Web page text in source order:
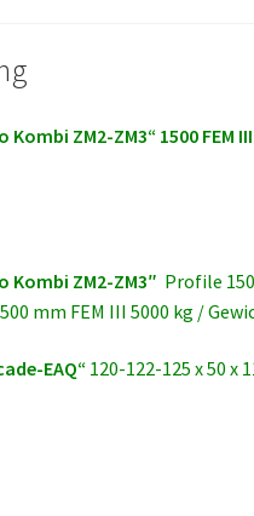
ZM2-ZM3“ 1500 FEM
Kombi ZM2-ZM3″ Profile
mm FEM III 5000 kg /
EAQ“120-122-125 x 50 x